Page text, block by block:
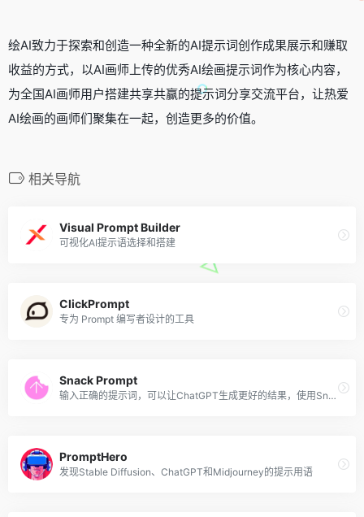
绘AI致力于探索和创造一种全新的AI提示词创作成果展示和赚取
收益的方式，以AI画师上传的优秀AI绘画提示词作为核心内容，
为全国AI画师用户搭建共享共赢的提示词分享交流平台，让热爱
AI绘画的画师们聚集在一起，创造更多的价值。
相关导航
Visual Prompt Builder
可视化AI提示语选择和搭建
ClickPrompt
专为 Prompt 编写者设计的工具
Snack Prompt
输入正确的提示词，可以让ChatGPT生成更好的结果，使用Snack Prompt可以帮助你解锁人工智能的潜力，优化你的ChatGPT体验。在Snack Prompt社区，用户可以访问每天新鲜出炉的大量热门提示词库：
PromptHero
发现Stable Diffusion、ChatGPT和Midjourney的提示用语